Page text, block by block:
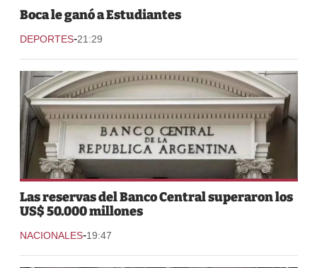
Boca le ganó a Estudiantes
DEPORTES-21:29
Las reservas del Banco Central superaron los
US$ 50.000 millones
NACIONALES-19:47